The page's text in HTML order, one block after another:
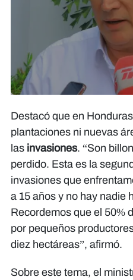
Destacó que en
plantaciones ni nuevas
las invasiones. “Son
perdido. Esta es la
invasiones que
a 15 años y no hay nadie
Recordemos que el 50%
por pequeños
diez hectáreas”, afirmó.
Sobre este tema, el